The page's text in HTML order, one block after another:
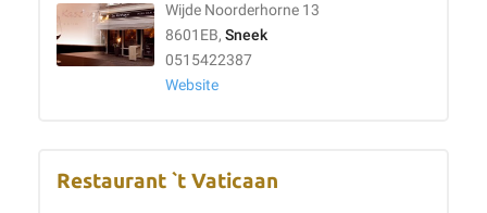
Wijde Noorderhorne 13
8601EB, Sneek
0515422387
Website
Restaurant `t Vaticaan